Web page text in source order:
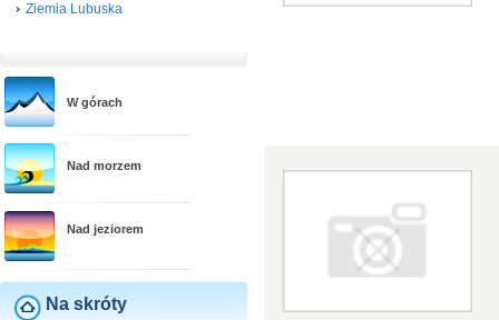
Ziemia Lubuska
W górach
Nad morzem
Nad jeziorem
Na skróty